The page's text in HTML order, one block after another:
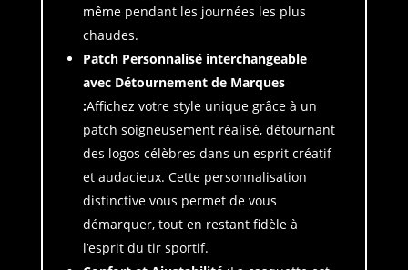
même pendant les journées les plus
chaudes.
Patch Personnalisé interchangeable
avec Détournement de Marques
:Affichez votre style unique grâce à un
patch soigneusement réalisé, détournant
des logos célèbres dans un esprit créatif
et audacieux. Cette personnalisation
distinctive vous permet de vous
démarquer, tout en restant fidèle à
l’esprit du tir sportif.